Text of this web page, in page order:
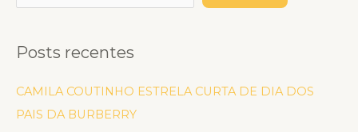
Posts recentes
CAMILA COUTINHO ESTRELA CURTA DE DIA DOS
PAIS DA BURBERRY